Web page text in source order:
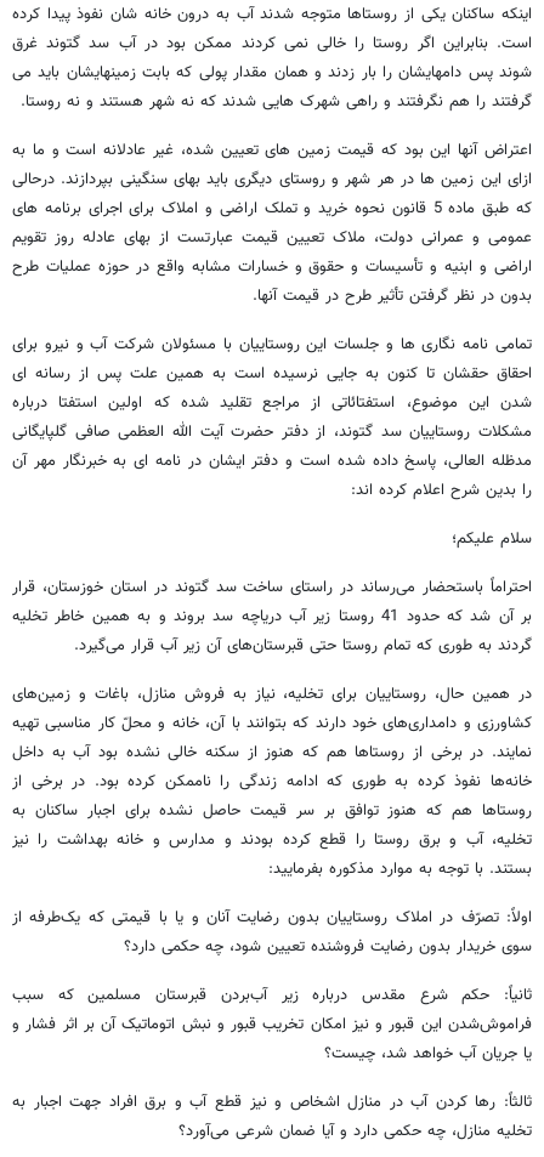
اینکه ساکنان یکی از روستاها متوجه شدند آب به درون خانه شان نفوذ پیدا کرده
است. بنابراین اگر روستا را خالی نمی کردند ممکن بود در آب سد گتوند غرق
شوند پس دامهایشان را بار زدند و همان مقدار پولی که بابت زمینهایشان باید می
گرفتند را هم نگرفتند و راهی شهرک هایی شدند که نه شهر هستند و نه روستا.
اعتراض آنها این بود که قیمت زمین های تعیین شده، غیر عادلانه است و ما به
ازای این زمین ها در هر شهر و روستای دیگری باید بهای سنگینی بپردازند. درحالی
که طبق ماده 5 قانون نحوه خرید و تملک اراضی و املاک برای اجرای برنامه های
عمومی و عمرانی دولت، ملاک تعیین قیمت عبارتست از بهای عادله روز تقویم
اراضی و ابنیه و تأسیسات و حقوق و خسارات مشابه واقع در حوزه عملیات طرح
بدون در نظر گرفتن تأثیر طرح در قیمت آنها.
تمامی نامه نگاری ها و جلسات این روستاییان با مسئولان شرکت آب و نیرو برای
احقاق حقشان تا کنون به جایی نرسیده است به همین علت پس از رسانه ای
شدن این موضوع، استفتائاتی از مراجع تقلید شده که اولین استفتا درباره
مشکلات روستاییان سد گتوند، از دفتر حضرت آیت الله العظمی صافی گلپایگانی
مدظله العالی، پاسخ داده شده است و دفتر ایشان در نامه ای به خبرنگار مهر آن
را بدین شرح اعلام کرده اند:
سلام علیکم؛
احتراماً باستحضار می‌رساند در راستای ساخت سد گتوند در استان خوزستان، قرار
بر آن شد که حدود 41 روستا زیر آب دریاچه سد بروند و به همین خاطر تخلیه
گردند به طوری که تمام روستا حتی قبرستان‌های آن زیر آب قرار می‌گیرد.
در همین حال، روستاییان برای تخلیه، نیاز به فروش منازل، باغات و زمین‌های
کشاورزی و دامداری‌های خود دارند که بتوانند با آن، خانه و محلّ کار مناسبی تهیه
نمایند. در برخی از روستاها هم که هنوز از سکنه خالی نشده‌ بود آب به داخل
خانه‌ها نفوذ کرده به طوری که ادامه زندگی را ناممکن کرده بود. در برخی از
روستاها هم که هنوز توافق بر سر قیمت حاصل نشده برای اجبار ساکنان به
تخلیه، آب و برق روستا را قطع کرده‌ بودند و مدارس و خانه بهداشت را نیز
بستند. با توجه به موارد مذکوره بفرمایید:
اولاً: تصرّف در املاک روستاییان بدون رضایت آنان و یا با قیمتی که یک‌طرفه از
سوی خریدار بدون رضایت فروشنده تعیین شود، چه حکمی دارد؟
ثانیاً: حکم شرع مقدس درباره زیر آب‌بردن قبرستان مسلمین که سبب
فراموش‌شدن این قبور و نیز امکان تخریب قبور و نبش اتوماتیک آن بر اثر فشار و
یا جریان آب خواهد شد، چیست؟
ثالثاً: رها کردن آب در منازل اشخاص و نیز قطع آب و برق افراد جهت اجبار به
تخلیه منازل، چه حکمی دارد و آیا ضمان شرعی می‌آورد؟